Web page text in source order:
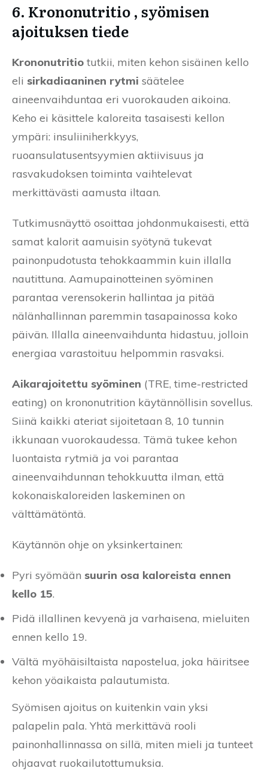
6. Krononutritio , syömisen
ajoituksen tiede
Krononutritio tutkii, miten kehon sisäinen kello
eli sirkadiaaninen rytmi säätelee
aineenvaihduntaa eri vuorokauden aikoina.
Keho ei käsittele kaloreita tasaisesti kellon
ympäri: insuliiniherkkyys,
ruoansulatusentsyymien aktiivisuus ja
rasvakudoksen toiminta vaihtelevat
merkittävästi aamusta iltaan.
Tutkimusnäyttö osoittaa johdonmukaisesti, että
samat kalorit aamuisin syötynä tukevat
painonpudotusta tehokkaammin kuin illalla
nautittuna. Aamupainotteinen syöminen
parantaa verensokerin hallintaa ja pitää
nälänhallinnan paremmin tasapainossa koko
päivän. Illalla aineenvaihdunta hidastuu, jolloin
energiaa varastoituu helpommin rasvaksi.
Aikarajoitettu syöminen (TRE, time-restricted
eating) on krononutrition käytännöllisin sovellus.
Siinä kaikki ateriat sijoitetaan 8, 10 tunnin
ikkunaan vuorokaudessa. Tämä tukee kehon
luontaista rytmiä ja voi parantaa
aineenvaihdunnan tehokkuutta ilman, että
kokonaiskaloreiden laskeminen on
välttämätöntä.
Käytännön ohje on yksinkertainen:
Pyri syömään suurin osa kaloreista ennen
kello 15.
Pidä illallinen kevyenä ja varhaisena, mieluiten
ennen kello 19.
Vältä myöhäisiltaista napostelua, joka häiritsee
kehon yöaikaista palautumista.
Syömisen ajoitus on kuitenkin vain yksi
palapelin pala. Yhtä merkittävä rooli
painonhallinnassa on sillä, miten mieli ja tunteet
ohjaavat ruokailutottumuksia.